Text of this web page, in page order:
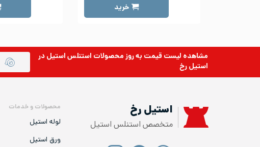
خرید
مشاهده لیست قیمت به روزمحصولات استنلس استیلدر
استیل رخ
استیل رخ
متخصص استنلس استیل
محصولات و خدمات
لوله استیل
ورق استیل